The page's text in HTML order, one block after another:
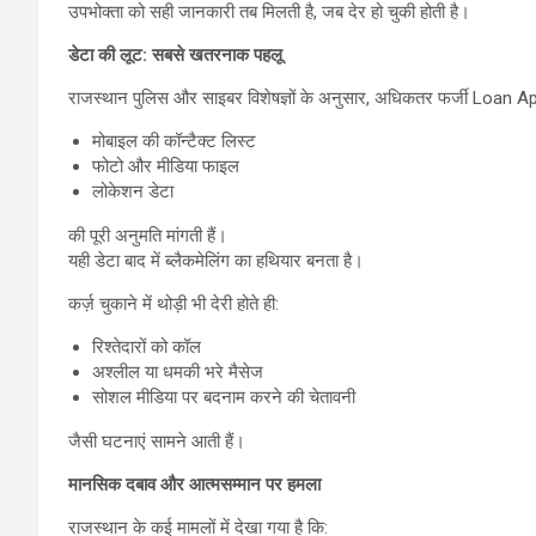
उपभोक्ता को सही जानकारी तब मिलती है, जब देर हो चुकी होती है।
डेटा की लूट: सबसे खतरनाक पहलू
राजस्थान पुलिस और साइबर विशेषज्ञों के अनुसार, अधिकतर फर्जी Loan
मोबाइल की कॉन्टैक्ट लिस्ट
फोटो और मीडिया फाइल
लोकेशन डेटा
की पूरी अनुमति मांगती हैं।
यही डेटा बाद में ब्लैकमेलिंग का हथियार बनता है।
कर्ज़ चुकाने में थोड़ी भी देरी होते ही:
रिश्तेदारों को कॉल
अश्लील या धमकी भरे मैसेज
सोशल मीडिया पर बदनाम करने की चेतावनी
जैसी घटनाएं सामने आती हैं।
मानसिक दबाव और आत्मसम्मान पर हमला
राजस्थान के कई मामलों में देखा गया है कि: